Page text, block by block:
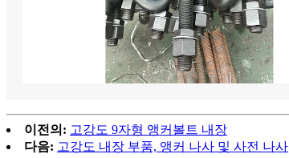
이전의: 고강도 9자형 앵커볼트 내장
다음: 고강도 내장 부품, 앵커 나사 및 사전 나사